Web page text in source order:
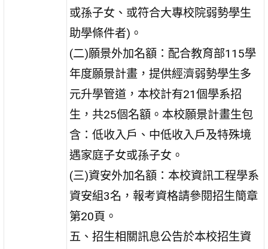
或孫子女、或符合大專校院弱勢學生
助學條件者)。
(二)願景外加名額：配合教育部115學
年度願景計畫，提供經濟弱勢學生多
元升學管道，本校計有21個學系招
生，共25個名額。本校願景計畫生包
含：低收入戶、中低收入戶及特殊境
遇家庭子女或孫子女。
(三)資安外加名額：本校資訊工程學系
資安組3名，報考資格請參閱招生簡章
第20頁。
五、招生相關訊息公告於本校招生資